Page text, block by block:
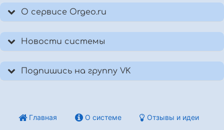
О сервисе Orgeo.ru
Новости системы
Подпишись на группу VK
Главная О системе Отзывы и идеи